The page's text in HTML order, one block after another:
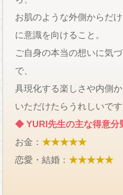
お肌のような外側からだ
に意識を向けること。
ご自身の本当の想いに気
で、
具現化する楽しさや内側
いただけたらうれしいです
◆ YURI先生の主な得意
お金：★★★★★
恋愛・結婚：★★★★★